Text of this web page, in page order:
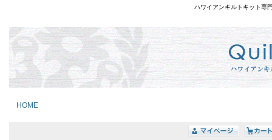
ハワイアンキルトキット専
HOME